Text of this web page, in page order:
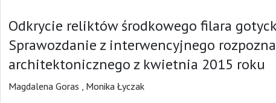
Odkrycie reliktów środkowego filara
Sprawozdanie z interwencyjnego
architektonicznego z kwietnia 2015 roku
Magdalena Goras , Monika Łyczak